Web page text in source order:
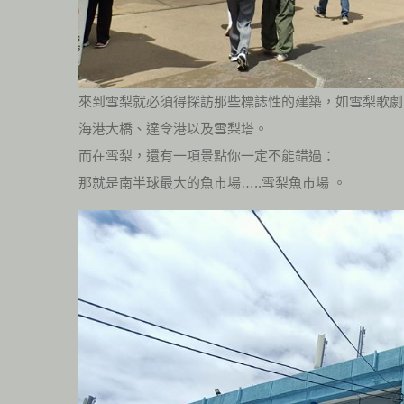
來到雪梨就必須得探訪那些標誌性的建築，如雪梨歌
海港大橋、達令港以及雪梨塔。
而在雪梨，還有一項景點你一定不能錯過：
那就是南半球最大的魚市場…..雪梨魚市場 。